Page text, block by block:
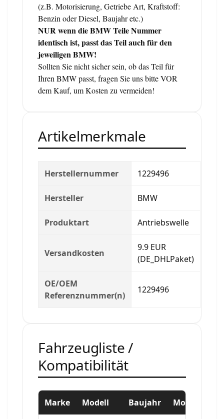
(z.B. Motorisierung, Getriebe Art, Kraftstoff:
Benzin oder Diesel, Baujahr etc.)
NUR wenn die BMW Teile Nummer
identisch ist, passt das Teil auch für den
jeweiligen BMW!
Sollten Sie nicht sicher sein, ob das Teil für
Ihren BMW passt, fragen Sie uns bitte VOR
dem Kauf, um Kosten zu vermeiden!
Artikelmerkmale
Herstellernummer 1229496
Hersteller BMW
Produktart Antriebswelle
Versandkosten
9.9 EUR
(DE_DHLPaket)
OE/OEM
Referenznummer(n)
1229496
Fahrzeugliste /
Kompatibilität
Marke Modell Baujahr Motor